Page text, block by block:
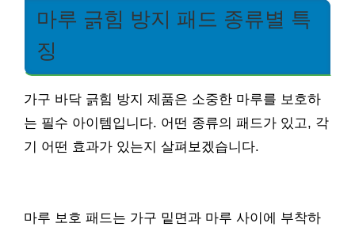
마루 긁힘 방지 패드 종류별 특
징
가구 바닥 긁힘 방지 제품은 소중한 마루를 보호하
는 필수 아이템입니다. 어떤 종류의 패드가 있고, 각
기 어떤 효과가 있는지 살펴보겠습니다.
마루 보호 패드는 가구 밑면과 마루 사이에 부착하